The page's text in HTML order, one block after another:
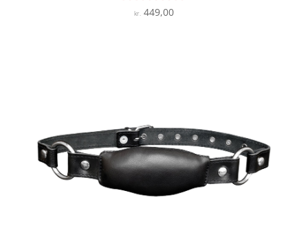
Vurderet
kr. 449,00